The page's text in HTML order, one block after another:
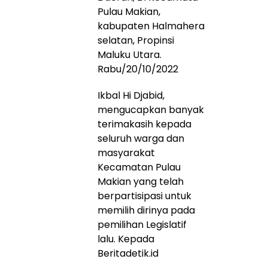
Pulau Makian,
kabupaten Halmahera
selatan, Propinsi
Maluku Utara.
Rabu/20/10/2022
Ikbal Hi Djabid,
mengucapkan banyak
terimakasih kepada
seluruh warga dan
masyarakat
Kecamatan Pulau
Makian yang telah
berpartisipasi untuk
memilih dirinya pada
pemilihan Legislatif
lalu. Kepada
Beritadetik.id